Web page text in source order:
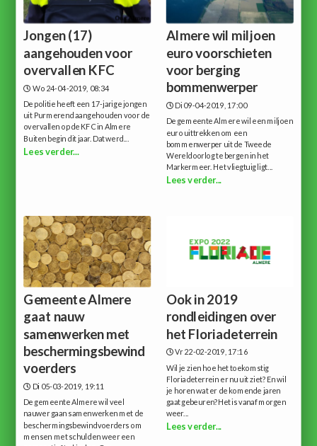
Jongen (17)
aangehouden voor
overvallen KFC
Wo 24-04-2019, 08:34
De politie heeft een 17-jarige jongen
uit Purmerend aangehouden voor de
overvallen op de KFC in Almere
Buiten begin dit jaar. Dat werd...
Lees verder...
Almere wil miljoen
euro voorschieten
voor berging
bommenwerper
Di 09-04-2019, 17:00
De gemeente Almere wil een miljoen
euro uittrekken om een
bommenwerper uit de Tweede
Wereldoorlog te bergen in het
Markermeer. Het vliegtuig ligt...
Lees verder...
Gemeente Almere
gaat nauw
samenwerken met
beschermingsbewind
voerders
Di 05-03-2019, 19:11
De gemeente Almere wil veel
nauwer gaan samenwerken met de
beschermingsbewindvoerders om
mensen met schulden weer een
Ook in 2019
rondleidingen over
het Floriadeterrein
Vr 22-02-2019, 17:16
Wil je zien hoe het toekomstig
Floriadeterrein er nu uit ziet? En wil
je horen wat er de komende jaren
gaat gebeuren?Het is vanaf morgen
weer...
Lees verder...